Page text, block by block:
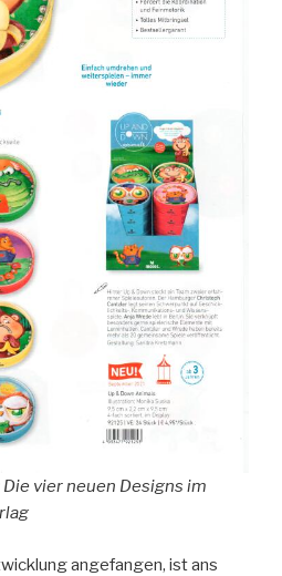
Die vier neuen Designs im
angefangen, ist ans